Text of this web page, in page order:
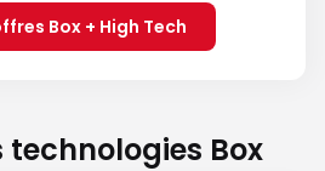
Box + High Tech
technologies Box